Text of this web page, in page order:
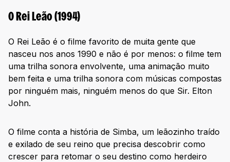
O Rei Leão (1994)
O Rei Leão é o filme favorito de muita gente que
nasceu nos anos 1990 e não é por menos: o filme tem
uma trilha sonora envolvente, uma animação muito
bem feita e uma trilha sonora com músicas compostas
por ninguém mais, ninguém menos do que Sir. Elton
John.
O filme conta a história de Simba, um leãozinho traído
e exilado de seu reino que precisa descobrir como
crescer para retomar o seu destino como herdeiro